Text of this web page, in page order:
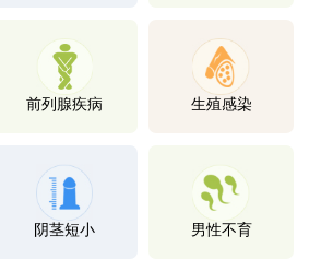
前列腺疾病 生殖感染
阴茎短小 男性不育